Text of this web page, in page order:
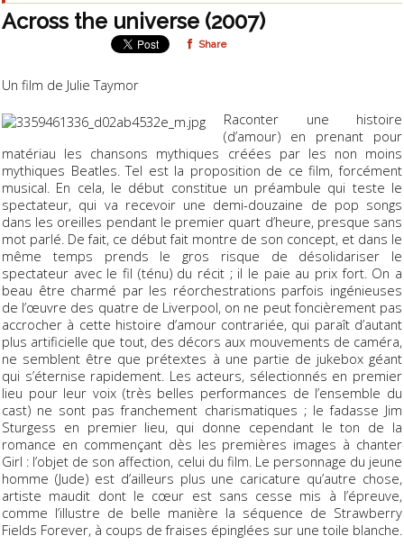
Across the universe (2007)
Share
Un film de Julie Taymor
Raconter une histoire
(d’amour) en prenant pour
matériau les chansons mythiques créées par les non moins
mythiques Beatles. Tel est la proposition de ce film, forcément
musical. En cela, le début constitue un préambule qui teste le
spectateur, qui va recevoir une demi-douzaine de pop songs
dans les oreilles pendant le premier quart d’heure, presque sans
mot parlé. De fait, ce début fait montre de son concept, et dans le
même temps prends le gros risque de désolidariser le
spectateur avec le fil (ténu) du récit ; il le paie au prix fort. On a
beau être charmé par les réorchestrations parfois ingénieuses
de l’œuvre des quatre de Liverpool, on ne peut foncièrement pas
accrocher à cette histoire d’amour contrariée, qui paraît d’autant
plus artificielle que tout, des décors aux mouvements de caméra,
ne semblent être que prétextes à une partie de jukebox géant
qui s’éternise rapidement. Les acteurs, sélectionnés en premier
lieu pour leur voix (très belles performances de l’ensemble du
cast) ne sont pas franchement charismatiques ; le fadasse Jim
Sturgess en premier lieu, qui donne cependant le ton de la
romance en commençant dès les premières images à chanter
Girl : l’objet de son affection, celui du film. Le personnage du jeune
homme (Jude) est d’ailleurs plus une caricature qu’autre chose,
artiste maudit dont le cœur est sans cesse mis à l’épreuve,
comme l’illustre de belle manière la séquence de Strawberry
Fields Forever, à coups de fraises épinglées sur une toile blanche.